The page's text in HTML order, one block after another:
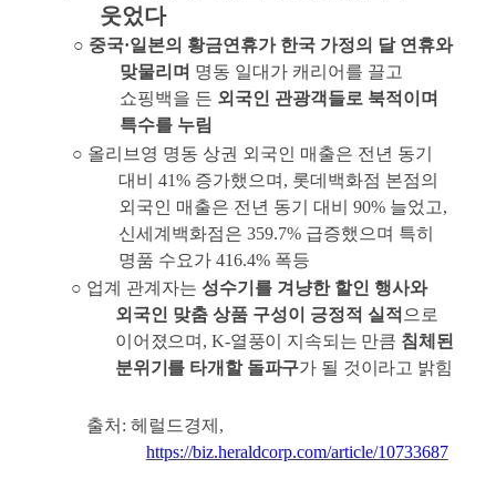
웃었다
○ 중국·일본의 황금연휴가 한국 가정의 달 연휴와
맞물리며 명동 일대가 캐리어를 끌고
쇼핑백을 든 외국인 관광객들로 북적이며
특수를 누림
○ 올리브영 명동 상권 외국인 매출은 전년 동기
대비41% 증가했으며 , 롯데백화점 본점의
외국인 매출은 전년 동기 대비90% 늘었고,
신세계백화점은359.7% 급증했으며 특히
명품 수요가416.4% 폭등
○ 업계 관계자는 성수기를 겨냥한 할인 행사와
외국인 맞춤 상품 구성이 긍정적 실적 으로
이어졌으며 , K-열풍이 지속되는 만큼 침체된
분위기를 타개할 돌파구가 될 것이라고 밝힘
출처 : 헤럴드경제 ,
https://biz.heraldcorp.com/article/10733687